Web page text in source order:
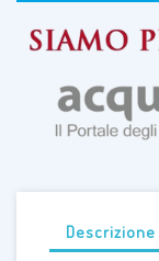
Descrizione